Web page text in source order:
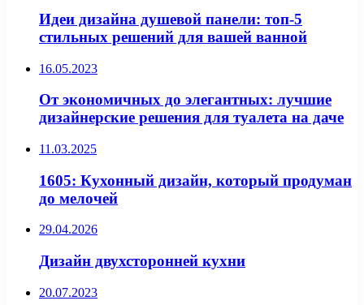
Идеи дизайна душевой панели: топ-5
стильных решений для вашей ванной
16.05.2023
От экономичных до элегантных: лучшие
дизайнерские решения для туалета на даче
11.03.2025
1605: Кухонный дизайн, который продуман
до мелочей
29.04.2026
Дизайн двухсторонней кухни
20.07.2023